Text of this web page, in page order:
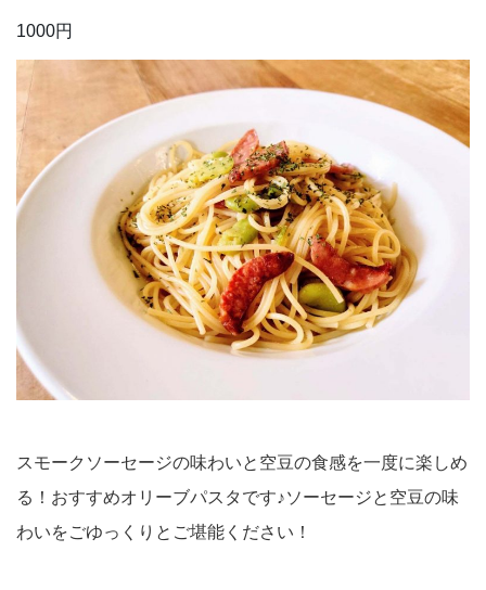
1000円
スモークソーセージの味わいと空豆の食感を一度に楽しめ
る！おすすめオリーブパスタです♪ソーセージと空豆の味
わいをごゆっくりとご堪能ください！